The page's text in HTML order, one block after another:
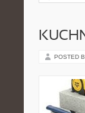
POSTED